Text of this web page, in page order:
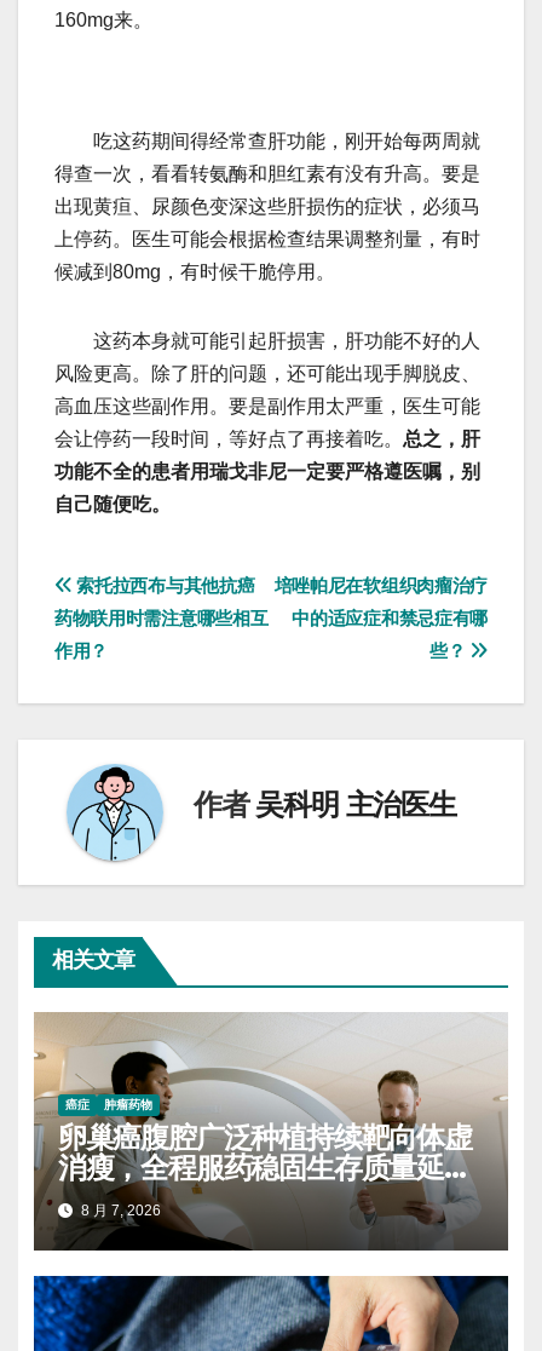
160mg来。
吃这药期间得经常查肝功能，刚开始每两周就
得查一次，看看转氨酶和胆红素有没有升高。要是
出现黄疸、尿颜色变深这些肝损伤的症状，必须马
上停药。医生可能会根据检查结果调整剂量，有时
候减到80mg，有时候干脆停用。
这药本身就可能引起肝损害，肝功能不好的人
风险更高。除了肝的问题，还可能出现手脚脱皮、
高血压这些副作用。要是副作用太严重，医生可能
会让停药一段时间，等好点了再接着吃。 总之，肝
功能不全的患者用瑞戈非尼一定要严格遵医嘱，别
自己随便吃。
文
章
导
培唑帕尼在软组织肉瘤治疗
中的适应症和禁忌症有哪
些？
索托拉西布与其他抗癌
药物联用时需注意哪些相互
作用？
作者吴科明 主治医生
相关文章
癌症 肿瘤药物
卵巢癌腹腔广泛种植持续靶向体虚
消瘦，全程服药稳固生存质量延缓
进展
8 月 7, 2026